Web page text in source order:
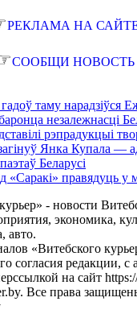
РЕКЛАМА НА
СООБЩИ НОВОСТЬ
таму нарадзіўся
незалежнасці
рэпрадукцыі
Янка Купала —
Беларусі
«Саракі» правядуць у
- новости
экономика,
авто.
«Витебского
согласия редакции, с
на сайт
Все права